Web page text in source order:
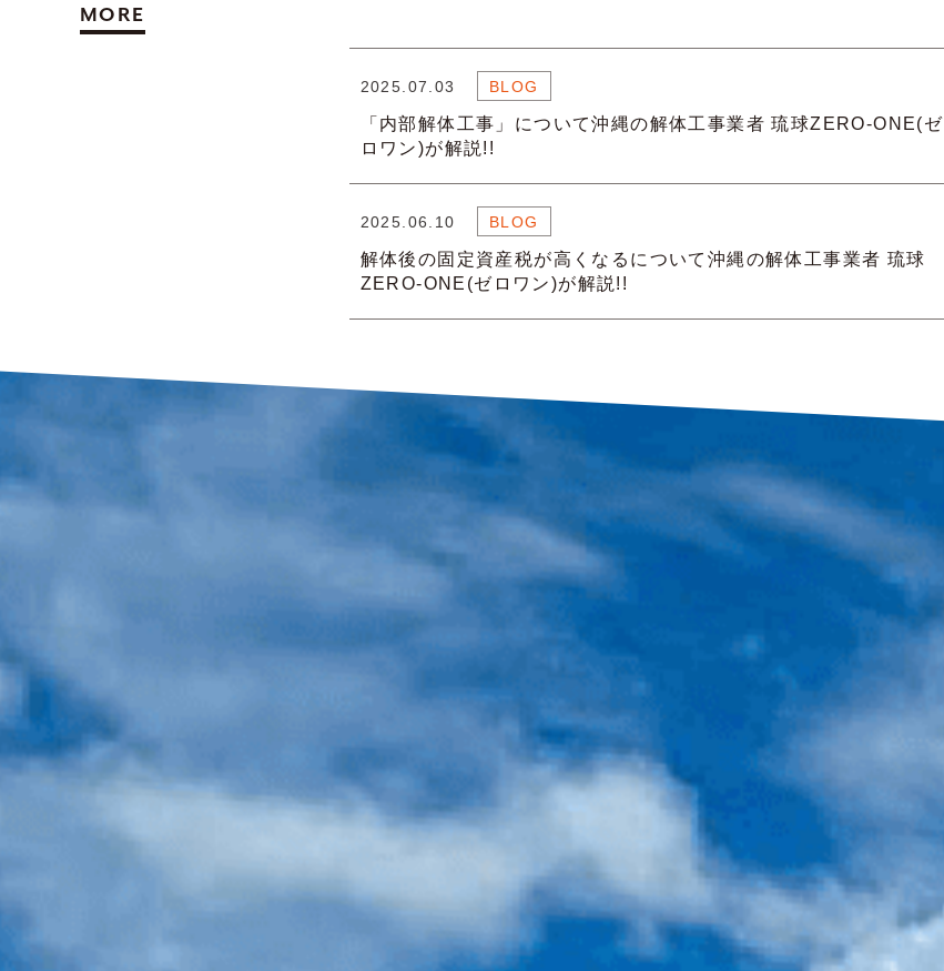
MORE
2025.07.03 BLOG
「内部解体工事」について沖縄の解体工事業者 琉球ZERO-ONE(ゼ
ロワン)が解説!!
2025.06.10 BLOG
解体後の固定資産税が高くなるについて沖縄の解体工事業者 琉球
ZERO-ONE(ゼロワン)が解説!!